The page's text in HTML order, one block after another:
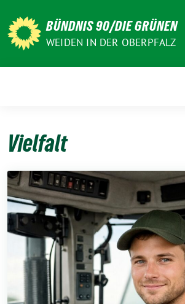
zum
Inhalt
BÜNDNIS 90/DIE GRÜNEN
WEIDEN IN DER OBERPFALZ
Vielfalt